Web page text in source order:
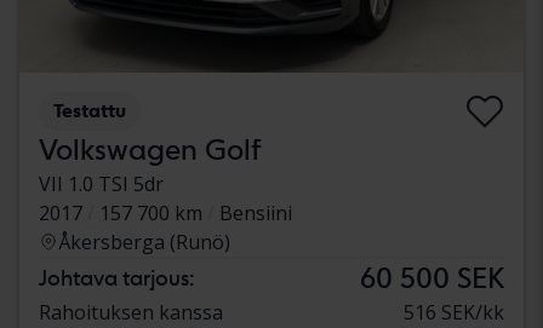
Testattu
Volkswagen Golf
VII 1.0 TSI 5dr
2017
157 700 km
Bensiini
Åkersberga (Runö)
Johtava tarjous: 60 500 SEK
Rahoituksen kanssa 516 SEK/kk